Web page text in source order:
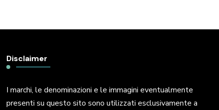
Disclaimer
I marchi, le denominazioni e le immagini eventualmente
presenti su questo sito sono utilizzati esclusivamente a